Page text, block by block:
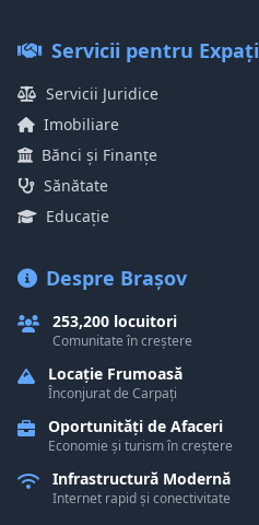
Servicii pentru Expați
Servicii Juridice
Imobiliare
Bănci și Finanțe
Sănătate
Educație
Despre Brașov
253,200 locuitori
Comunitate în creștere
Locație Frumoasă
Înconjurat de Carpați
Oportunități de Afaceri
Economie și turism în creștere
Infrastructură Modernă
Internet rapid și conectivitate